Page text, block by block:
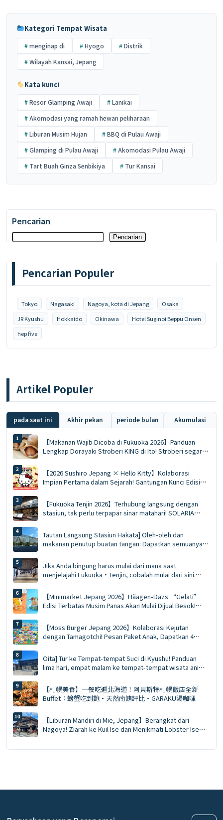
Kategori Tempat Wisata
menginap di Hyogo
Distrik
Wilayah Kansai, Jepang
Kata kunci
Resor Glamping Awaji
Lanikai
Akomodasi yang ramah hewan peliharaan
Liburan Musim Hujan
BBQ di Pulau Awaji
Glamping di Pulau Awaji
Akomodasi Pulau Awaji
Tart Buah Ginza Senbikiya
Tur Kansai
Pencarian
Pencarian
Pencarian Populer
Tokyo Nagasaki Nagoya, kota di Jepang
Osaka
JR Kyushu
Hokkaido Okinawa
Hotel Suginoi Beppu Onsen
hep five
Artikel Populer
pada saat ini Akhir pekan periode bulan Akumulasi
【Makanan Wajib Dicoba di Fukuoka 2026】Panduan
Lengkap Dorayaki Stroberi KING di Ito! Stroberi segar
panas Ace
【2026 Sushiro Jepang × Hello Kitty】Kolaborasi
Impian Pertama dalam Sejarah! Gantungan Kunci Edisi
Bertema
【Fukuoka Tenjin 2026】Terhubung langsung dengan
stasiun, tak perlu terpapar sinar matahari! SOLARIA
Dicoba dan Daftar Belanja yang Tak Boleh Dilewatkan
Tautan Langsung Stasiun Hakata] Oleh-oleh dan
makanan penutup buatan tangan: Dapatkan semuanya
2026)!
Jika Anda bingung harus mulai dari mana saat
menjelajahi Fukuoka・Tenjin, cobalah mulai dari sini.
Oleh-Oleh, Semuanya Terlengkap di Sini
【Minimarket Jepang 2026】Häagen-Dazs “Gelati”
Edisi Terbatas Musim Panas Akan Mulai Dijual Besok!
Pistachio Karamel Asin
【Moss Burger Jepang 2026】Kolaborasi Kejutan
dengan Tamagotchi! Pesan Paket Anak, Dapatkan 4
di Seluruh Jepang 🍔
Oita] Tur ke Tempat-tempat Suci di Kyushu! Panduan
lima hari, empat malam ke tempat-tempat wisata anime
Attack on Titan!
【札幌美食】一餐吃遍北海道！阿貝斯特札幌飯店全新
Buffet：螃蟹吃到飽・天然南鮪評比・GARAKU湯咖哩
【Liburan Mandiri di Mie, Jepang】Berangkat dari
Nagoya! Ziarah ke Kuil Ise dan Menikmati Lobster Ise